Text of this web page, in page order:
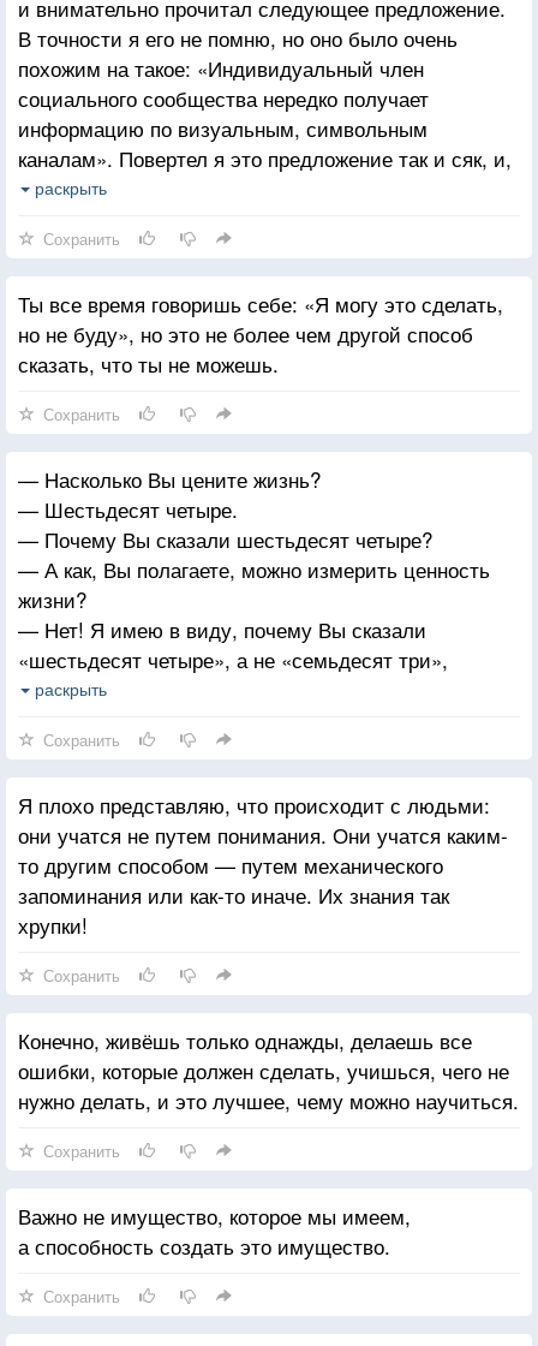
и внимательно прочитал следующее предложение.
В точности я его не помню, но оно было очень
похожим на такое: «Индивидуальный член
социального сообщества нередко получает
информацию по визуальным, символьным
каналам». Повертел я это предложение так и сяк, и,
наконец, перевел его на нормальный язык. Знаете,
раскрыть
Сохранить
Ты все время говоришь себе: «Я могу это сделать,
но не буду», но это не более чем другой способ
сказать, что ты не можешь.
Сохранить
— Насколько Вы цените жизнь?
— Шестьдесят четыре.
— Почему Вы сказали шестьдесят четыре?
— А как, Вы полагаете, можно измерить ценность
жизни?
— Нет! Я имею в виду, почему Вы сказали
«шестьдесят четыре», а не «семьдесят три»,
например?
бы мне тот же вопрос!
раскрыть
Сохранить
Я плохо представляю, что происходит с людьми:
они учатся не путем понимания. Они учатся каким-
то другим способом — путем механического
запоминания или как-то иначе. Их знания так
хрупки!
Сохранить
Конечно, живёшь только однажды, делаешь все
ошибки, которые должен сделать, учишься, чего не
нужно делать, и это лучшее, чему можно научиться.
Сохранить
Важно не имущество, которое мы имеем,
а способность создать это имущество.
Сохранить